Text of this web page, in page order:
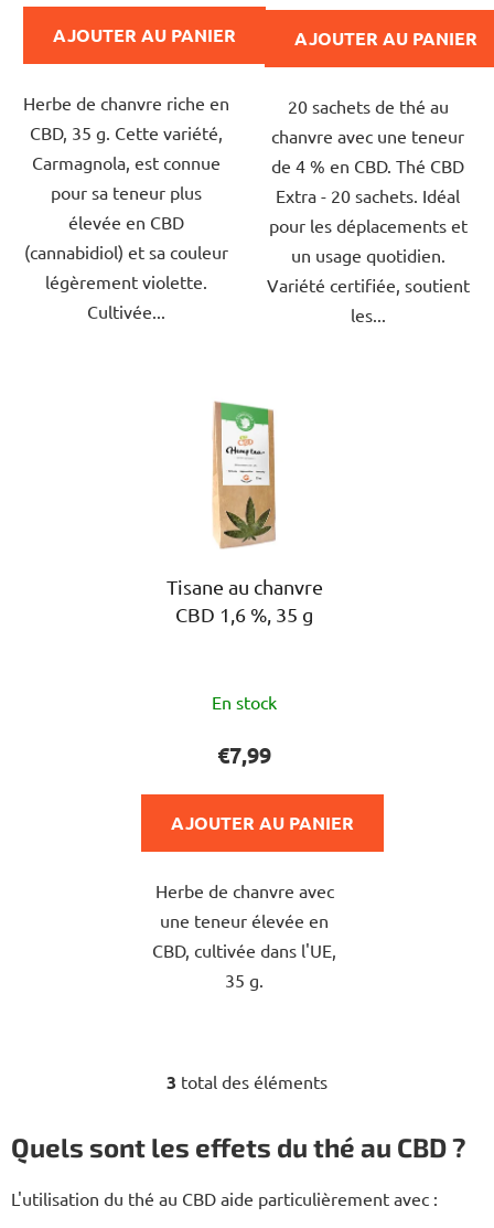
est
de
sur
5
étoiles.
AJOUTER AU PANIER
Herbe de chanvre riche en
CBD, 35 g. Cette variété,
Carmagnola, est connue
pour sa teneur plus
élevée en CBD
(cannabidiol) et sa couleur
légèrement violette.
Cultivée...
est
de
sur
5
étoiles.
AJOUTER AU PANIER
20 sachets de thé au
chanvre avec une teneur
de 4 % en CBD. Thé CBD
Extra - 20 sachets. Idéal
pour les déplacements et
un usage quotidien.
Variété certifiée, soutient
les...
Tisane au chanvre
CBD 1,6 %, 35 g
moyenne
du
produit
de
sur
5
étoiles.
En stock
€7,99
AJOUTER AU PANIER
Herbe de chanvre avec
une teneur élevée en
CBD, cultivée dans l'UE,
35 g.
C
n
t
ô
3 total des éléments
Quels sont les effets du thé au CBD ?
L'utilisation du thé au CBD aide particulièrement avec :